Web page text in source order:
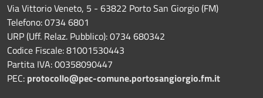
Via Vittorio Veneto, 5 - 63822 Porto San Giorgio (FM)
Telefono: 0734 6801
URP (Uff. Relaz. Pubblico): 0734 680342
Codice Fiscale: 81001530443
Partita IVA: 00358090447
PEC: protocollo@pec-comune.portosangiorgio.fm.it